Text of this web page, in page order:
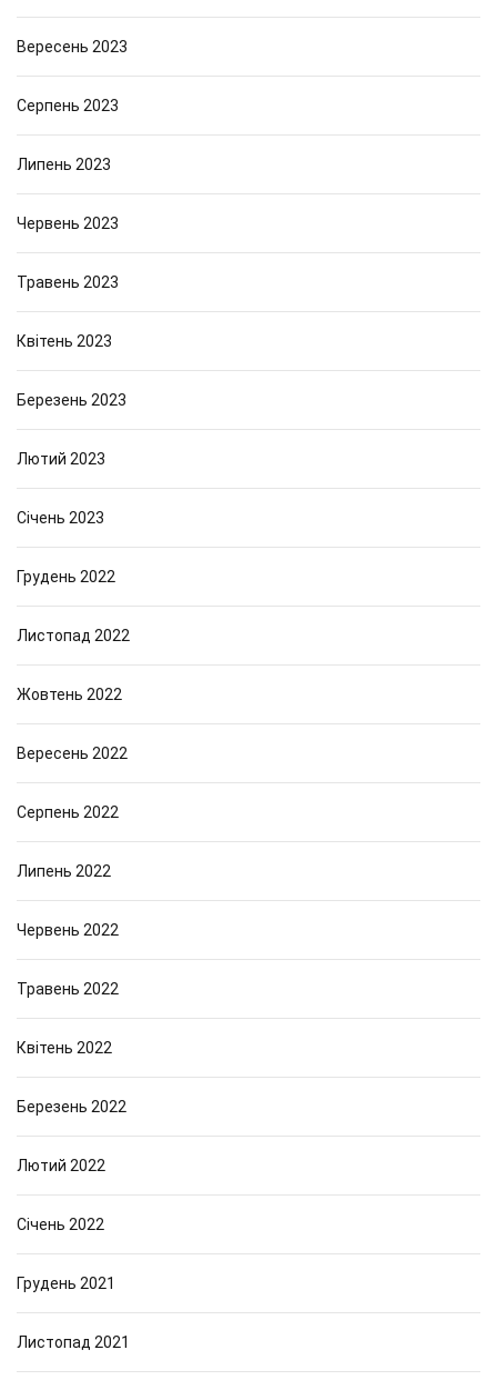
Вересень 2023
Серпень 2023
Липень 2023
Червень 2023
Травень 2023
Квітень 2023
Березень 2023
Лютий 2023
Січень 2023
Грудень 2022
Листопад 2022
Жовтень 2022
Вересень 2022
Серпень 2022
Липень 2022
Червень 2022
Травень 2022
Квітень 2022
Березень 2022
Лютий 2022
Січень 2022
Грудень 2021
Листопад 2021